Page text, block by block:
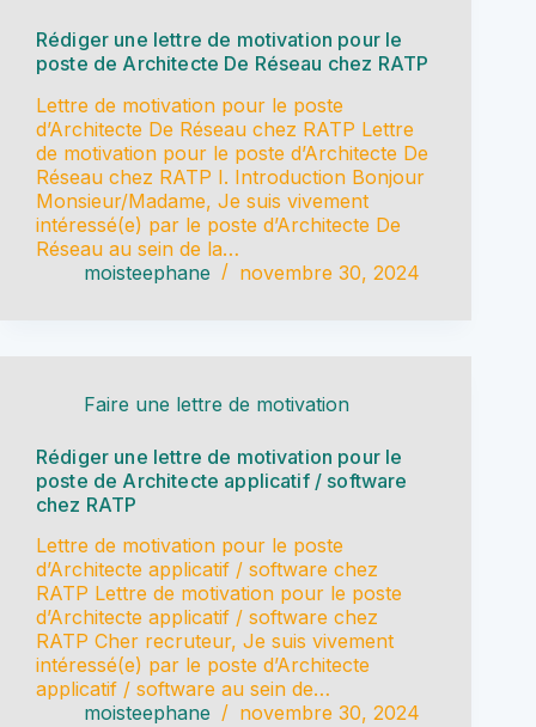
Rédiger une lettre de motivation pour le
poste de Architecte De Réseau chez RATP
Lettre de motivation pour le poste
d’Architecte De Réseau chez RATP Lettre
de motivation pour le poste d’Architecte De
Réseau chez RATP I. Introduction Bonjour
Monsieur/Madame, Je suis vivement
intéressé(e) par le poste d’Architecte De
Réseau au sein de la…
moisteephane
novembre 30, 2024
Faire une lettre de motivation
Rédiger une lettre de motivation pour le
poste de Architecte applicatif / software
chez RATP
Lettre de motivation pour le poste
d’Architecte applicatif / software chez
RATP Lettre de motivation pour le poste
d’Architecte applicatif / software chez
RATP Cher recruteur, Je suis vivement
intéressé(e) par le poste d’Architecte
applicatif / software au sein de…
moisteephane
novembre 30, 2024